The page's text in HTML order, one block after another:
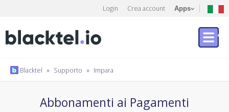
Login Crea account Apps
Blacktel » Supporto » Impara
Abbonamenti ai Pagamenti